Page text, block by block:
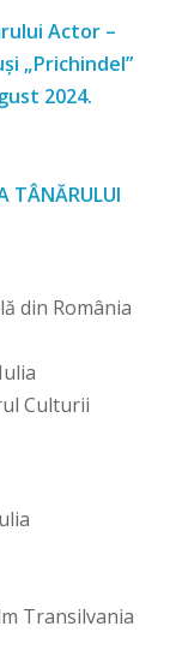
Actor –
„Prichindel”
2024.
TÂNĂRULUI
din România
Culturii
Transilvania